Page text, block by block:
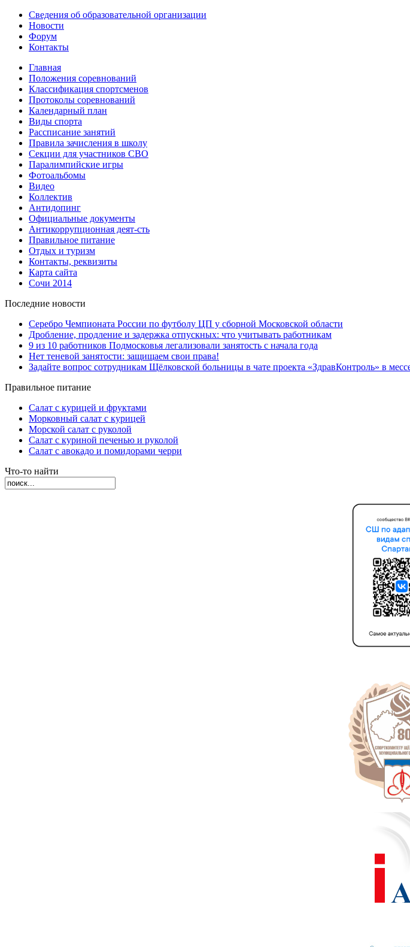
Сведения об образовательной организации
Новости
Форум
Контакты
Главная
Положения соревнований
Классификация спортсменов
Протоколы соревнований
Календарный план
Виды спорта
Рассписание занятий
Правила зачисления в школу
Секции для участников СВО
Паралимпийские игры
Фотоальбомы
Видео
Коллектив
Антидопинг
Официальные документы
Антикоррупционная деят-сть
Правильное питание
Отдых и туризм
Контакты, реквизиты
Карта сайта
Сочи 2014
Последние новости
Серебро Чемпионата России по футболу ЦП у сборной Московской области
Дробление, продление и задержка отпускных: что учитывать работникам
9 из 10 работников Подмосковья легализовали занятость с начала года
Нет теневой занятости: защищаем свои права!
Задайте вопрос сотрудникам Щёлковской больницы в чате проекта «ЗдравКонтроль» в
Правильное питание
Салат с курицей и фруктами
Морковный салат с курицей
Морской салат с руколой
Салат с куриной печенью и руколой
Салат с авокадо и помидорами черри
Что-то найти